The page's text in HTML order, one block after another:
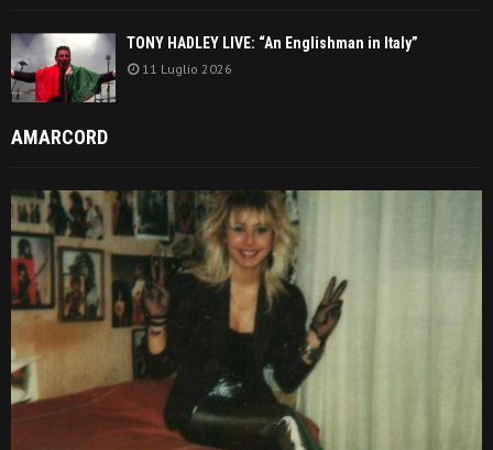
TONY HADLEY LIVE: “An Englishman in Italy”
11 Luglio 2026
AMARCORD